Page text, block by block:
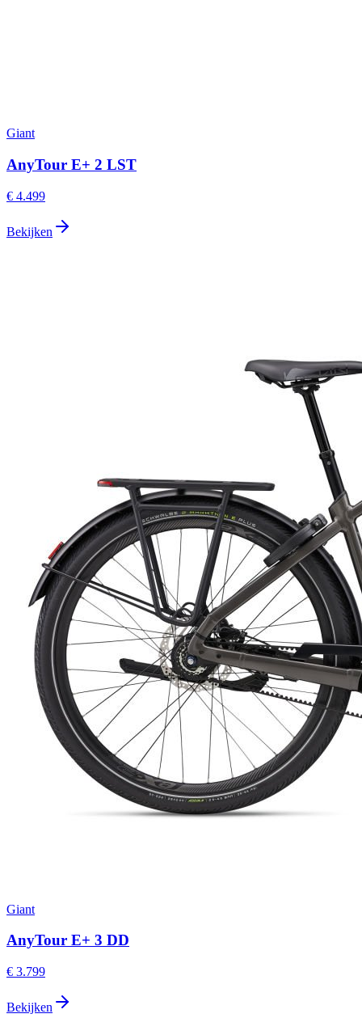
Giant
AnyTour E+ 2 LST
€ 4.499
Bekijken
Giant
AnyTour E+ 3 DD
€ 3.799
Bekijken